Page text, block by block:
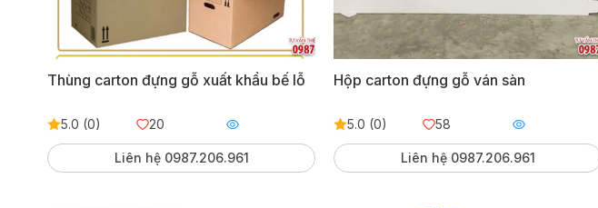
Thùng carton đựng gỗ xuất khẩu bế lỗ
5.0 (0) 20
Liên hệ 0987.206.961
Hộp carton đựng gỗ ván sàn
5.0 (0) 58
Liên hệ 0987.206.961